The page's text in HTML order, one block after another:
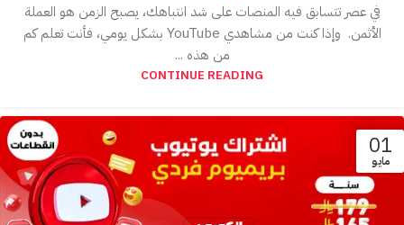
في عصر تتسابق فيه المنصات على شد انتباهك، يصبح الزمن هو العملة
الأثمن. وإذا كنت من مشاهدي YouTube بشكل يومي، فأنت تعلم كم
من هذه ...
CONTINUE READING
01
مايو